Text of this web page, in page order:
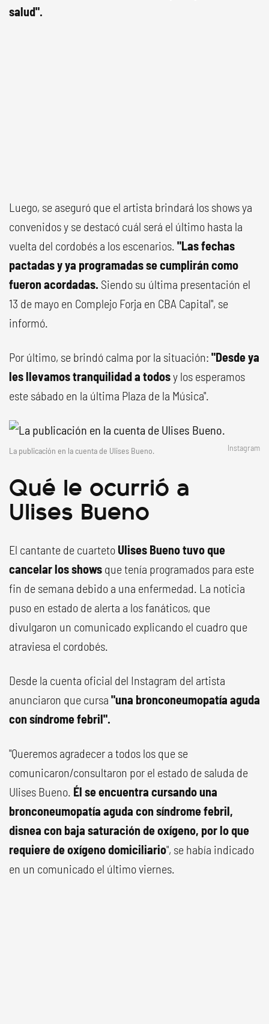
salud".
Luego, se aseguró que el artista brindará los shows ya
convenidos y se destacó cuál será el último hasta la
vuelta del cordobés a los escenarios. "Las fechas
pactadas y ya programadas se cumplirán como
fueron acordadas. Siendo su última presentación el
13 de mayo en Complejo Forja en CBA Capital", se
informó.
Por último, se brindó calma por la situación: "Desde ya
les llevamos tranquilidad a todosy los esperamos
este sábado en la última Plaza de la Música".
La publicación en la cuenta de Ulises Bueno. Instagram
Qué le ocurrió a
Ulises Bueno
El cantante de cuarteto Ulises Bueno tuvo que
cancelar los shows que tenía programados para este
fin de semana debido a una enfermedad. La noticia
puso en estado de alerta a los fanáticos, que
divulgaron un comunicado explicando el cuadro que
atraviesa el cordobés.
Desde la cuenta oficial del Instagram del artista
anunciaron que cursa "una bronconeumopatía aguda
con síndrome febril".
"Queremos agradecer a todos los que se
comunicaron/consultaron por el estado de saluda de
Ulises Bueno. Él se encuentra cursando una
bronconeumopatía aguda con síndrome febril,
disnea con baja saturación de oxígeno, por lo que
requiere de oxígeno domiciliario", se había indicado
en un comunicado el último viernes.